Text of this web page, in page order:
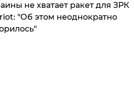
не хватает ракет для ЗРК
"Об этом неоднократно